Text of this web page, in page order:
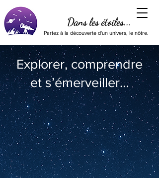
Dans les étoiles...
Partez à la découverte d'un univers, le nôtre.
Explorer, comprendre
et s’émerveiller…